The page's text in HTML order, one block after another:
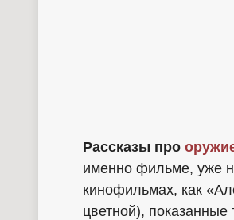
Рассказы про
именно фильме, уже
кинофильмах, как
цветной),